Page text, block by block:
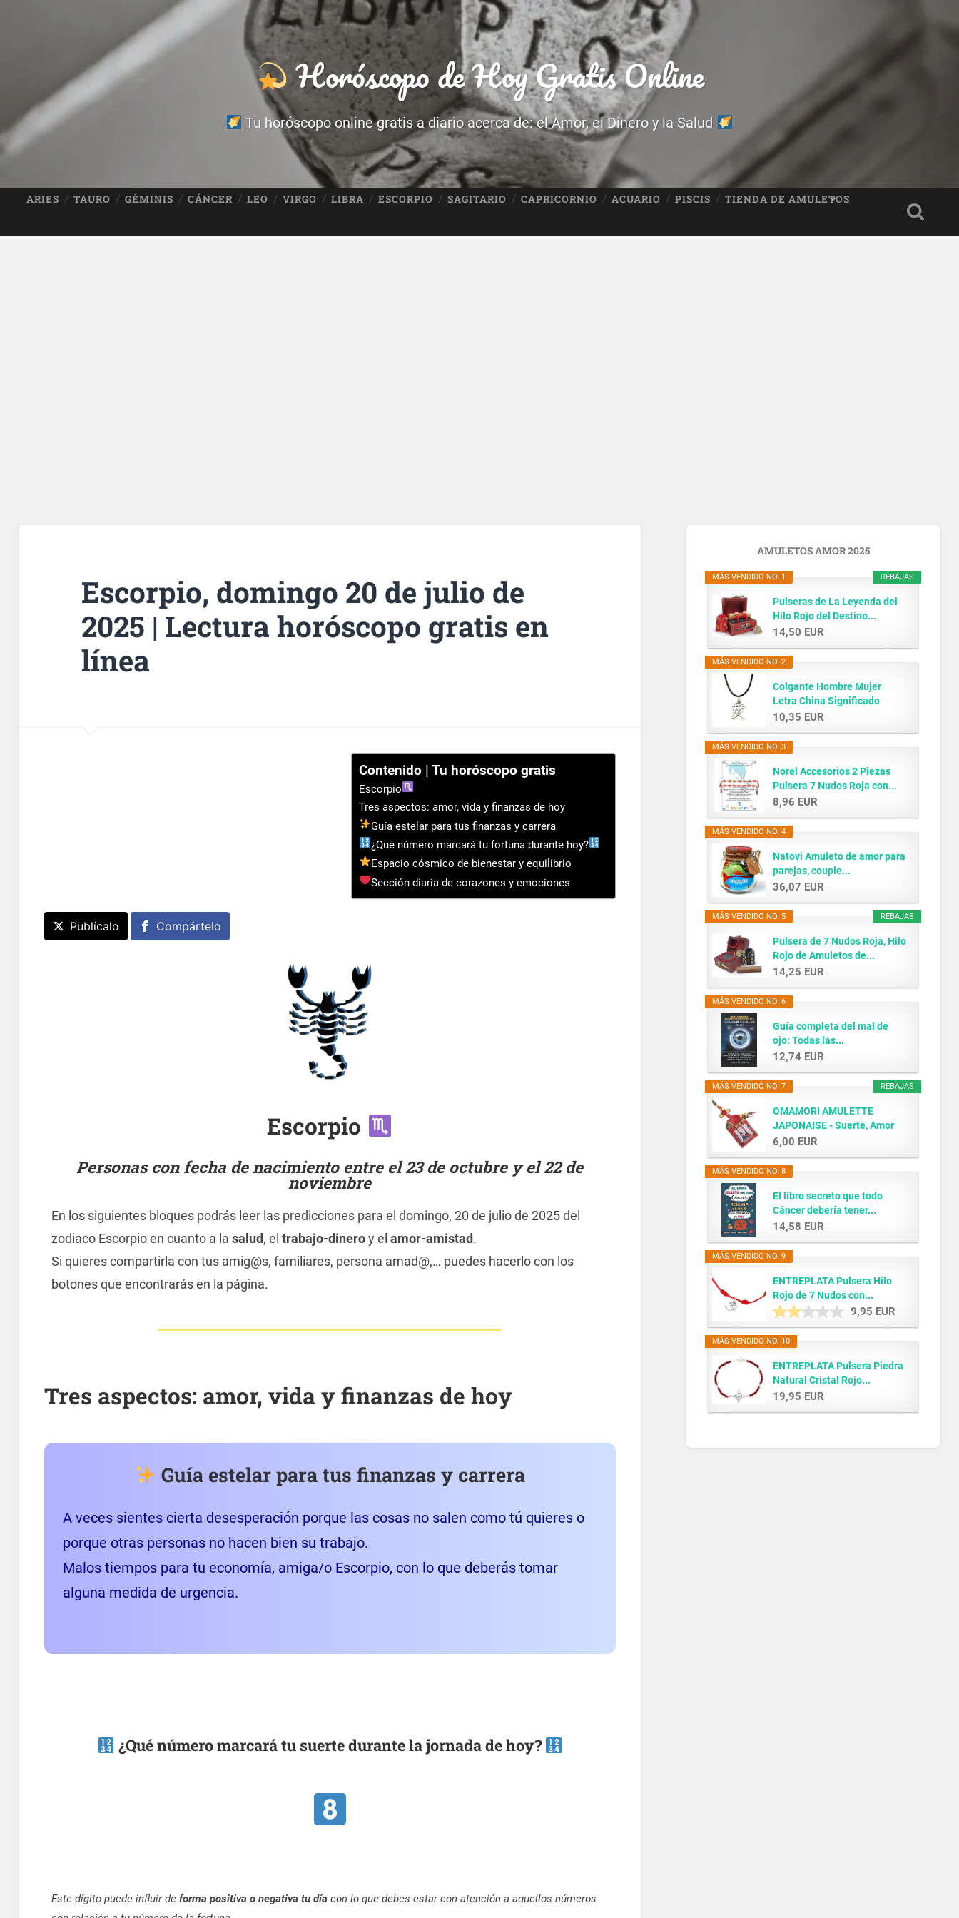
Horóscopo de Hoy Gratis Online
Tu horóscopo online gratis a diario acerca de: el Amor, el Dinero y la Salud
ARIES TAURO GÉMINIS CÁNCER LEO VIRGO LIBRA ESCORPIO SAGITARIO CAPRICORNIO ACUARIO PISCIS TIENDA DE AMULETOS
Escorpio, domingo 20 de julio de
2025 | Lectura horóscopo gratis en
línea
Contenido | Tu horóscopo gratis
Escorpio
Tres aspectos: amor, vida y finanzas de hoy
Guía estelar para tus finanzas y carrera
¿Qué número marcará tu fortuna durante hoy?
Espacio cósmico de bienestar y equilibrio
Sección diaria de corazones y emociones
Publícalo Compártelo
Escorpio
Personas con fecha de nacimiento entre el 23 de octubre y el 22 de
noviembre
En los siguientes bloques podrás leer las predicciones para el domingo, 20 de julio de 2025 del
zodiaco Escorpio en cuanto a la salud, el trabajo-dineroy el amor-amistad.
Si quieres compartirla con tus amig@s, familiares, persona amad@,… puedes hacerlo con los
botones que encontrarás en la página.
Tres aspectos: amor, vida y finanzas de hoy
Guía estelar para tus finanzas y carrera
A veces sientes cierta desesperación porque las cosas no salen como tú quieres o
porque otras personas no hacen bien su trabajo.
Malos tiempos para tu economía, amiga/o Escorpio, con lo que deberás tomar
alguna medida de urgencia.
¿Qué número marcará tu suerte durante la jornada de hoy?
Este dígito puede influir de forma positiva o negativa tu día con lo que debes estar con atención a aquellos números
AMULETOS AMOR 2025
REBAJAS
MÁS VENDIDO NO. 1
Pulseras de La Leyenda del
Hilo Rojo del Destino...
14,50 EUR
MÁS VENDIDO NO. 2
Colgante Hombre Mujer
Letra China Significado
AMOR...
10,35 EUR
MÁS VENDIDO NO. 3
Norel Accesorios 2 Piezas
Pulsera 7 Nudos Roja con...
8,96 EUR
MÁS VENDIDO NO. 4
Natovi Amuleto de amor para
parejas, couple...
36,07 EUR
REBAJAS
MÁS VENDIDO NO. 5
Pulsera de 7 Nudos Roja, Hilo
Rojo de Amuletos de...
14,25 EUR
MÁS VENDIDO NO. 6
Guía completa del mal de
ojo: Todas las...
12,74 EUR
REBAJAS
MÁS VENDIDO NO. 7
OMAMORI AMULETTE
JAPONAISE - Suerte, Amor
y...
6,00 EUR
MÁS VENDIDO NO. 8
El libro secreto que todo
Cáncer debería tener...
14,58 EUR
MÁS VENDIDO NO. 9
ENTREPLATA Pulsera Hilo
Rojo de 7 Nudos con...
9,95 EUR
MÁS VENDIDO NO. 10
ENTREPLATA Pulsera Piedra
Natural Cristal Rojo...
19,95 EUR